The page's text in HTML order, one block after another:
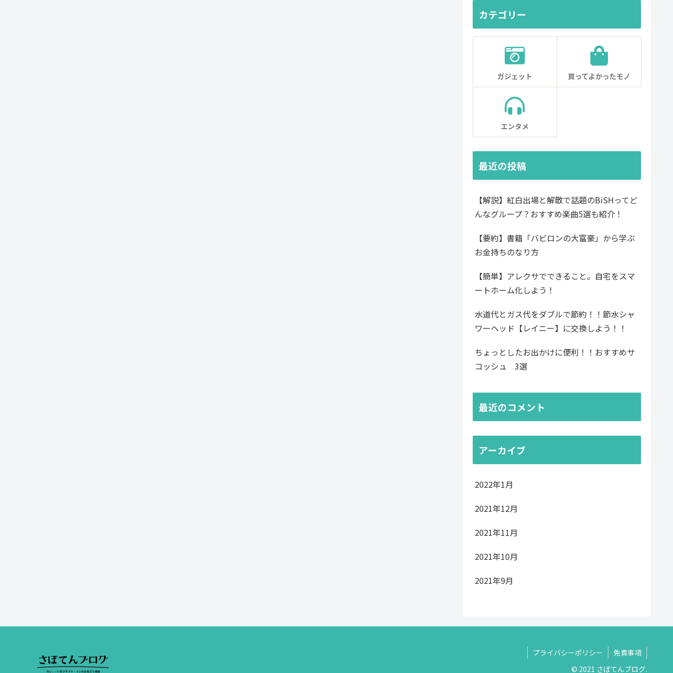
カテゴリー
ガジェット 買ってよかったモノ
エンタメ
最近の投稿
【解説】紅白出場と解散で話題のBiSHってど
んなグループ？おすすめ楽曲5選も紹介！
【要約】書籍「バビロンの大富豪」から学ぶ
お金持ちのなり方
【簡単】アレクサでできること。自宅をスマ
ートホーム化しよう！
水道代とガス代をダブルで節約！！節水シャ
ワーヘッド【レイニー】に交換しよう！！
ちょっとしたお出かけに便利！！おすすめサ
コッシュ 3選
最近のコメント
アーカイブ
2022年1月
2021年12月
2021年11月
2021年10月
2021年9月
プライバシーポリシー
免責事項
© 2021 さぼてんブログ.